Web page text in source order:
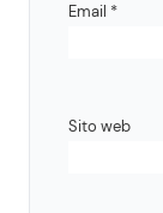
Email *
Sito web